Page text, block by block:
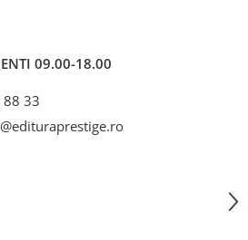
09.00-18.00
33